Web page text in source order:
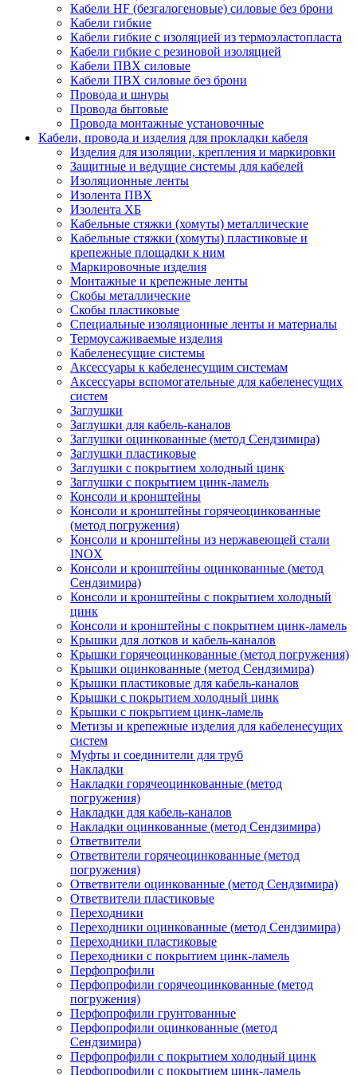
Кабели HF (безгалогеновые) силовые без брони
Кабели гибкие
Кабели гибкие с изоляцией из термоэластопласта
Кабели гибкие с резиновой изоляцией
Кабели ПВХ силовые
Кабели ПВХ силовые без брони
Провода и шнуры
Провода бытовые
Провода монтажные установочные
Кабели, провода и изделия для прокладки кабеля
Изделия для изоляции, крепления и маркировки
Защитные и ведущие системы для кабелей
Изоляционные ленты
Изолента ПВХ
Изолента ХБ
Кабельные стяжки (хомуты) металлические
Кабельные стяжки (хомуты) пластиковые и
крепежные площадки к ним
Маркировочные изделия
Монтажные и крепежные ленты
Скобы металлические
Скобы пластиковые
Специальные изоляционные ленты и материалы
Термоусаживаемые изделия
Кабеленесущие системы
Аксессуары к кабеленесущим системам
Аксессуары вспомогательные для кабеленесущих
систем
Заглушки
Заглушки для кабель-каналов
Заглушки оцинкованные (метод Сендзимира)
Заглушки пластиковые
Заглушки с покрытием холодный цинк
Заглушки с покрытием цинк-ламель
Консоли и кронштейны
Консоли и кронштейны горячеоцинкованные
(метод погружения)
Консоли и кронштейны из нержавеющей стали
INOX
Консоли и кронштейны оцинкованные (метод
Сендзимира)
Консоли и кронштейны с покрытием холодный
цинк
Консоли и кронштейны с покрытием цинк-ламель
Крышки для лотков и кабель-каналов
Крышки горячеоцинкованные (метод погружения)
Крышки оцинкованные (метод Сендзимира)
Крышки пластиковые для кабель-каналов
Крышки с покрытием холодный цинк
Крышки с покрытием цинк-ламель
Метизы и крепежные изделия для кабеленесущих
систем
Муфты и соединители для труб
Накладки
Накладки горячеоцинкованные (метод
погружения)
Накладки для кабель-каналов
Накладки оцинкованные (метод Сендзимира)
Ответвители
Ответвители горячеоцинкованные (метод
погружения)
Ответвители оцинкованные (метод Сендзимира)
Ответвители пластиковые
Переходники
Переходники оцинкованные (метод Сендзимира)
Переходники пластиковые
Переходники с покрытием цинк-ламель
Перфопрофили
Перфопрофили горячеоцинкованные (метод
погружения)
Перфопрофили грунтованные
Перфопрофили оцинкованные (метод
Сендзимира)
Перфопрофили с покрытием холодный цинк
Перфопрофили с покрытием цинк-ламель